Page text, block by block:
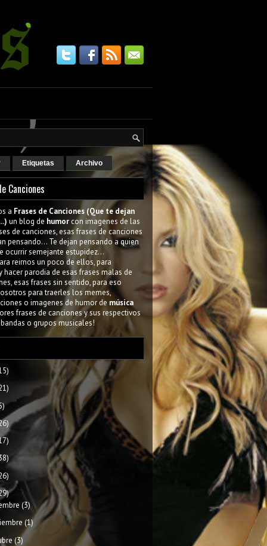
Etiquetas Archivo
Canciones
a Frases de Canciones (Que te dejan
un blog de humorcon imagenes de las
de canciones, esas frases de canciones
pensando... Te dejan pensando a quien
ocurrir semejante estupidez...
reirnos un poco de ellos, para
hacer parodia de esas frases malas de
esas frases sin sentido, para eso
para traerles los memes,
o imagenes de humor de música
frases de canciones y sus respectivos
o grupos musicales!
(3)
(1)
(3)